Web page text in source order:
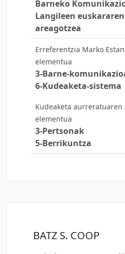
Barneko
Langileen
areagotzea
Erreferentzia Marko
elementua
3-Barne-
6-Kudeaketa-sistema
Kudeaketa aurreratuaren
elementua
3-Pertsonak
5-Berrikuntza
BATZ S. COOP